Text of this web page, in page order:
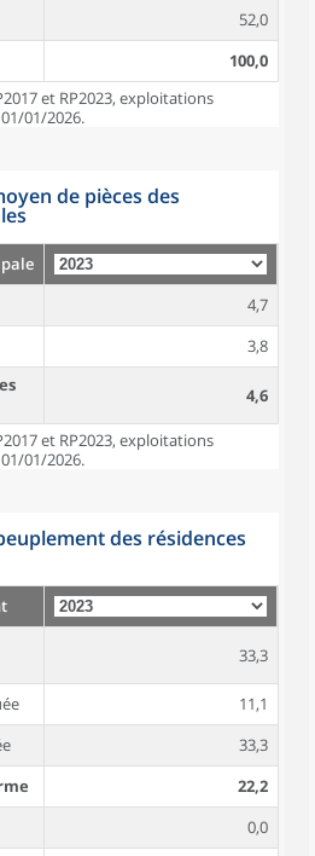
52,0
100,0
et RP2023, exploitations
01/2026.
de pièces des
4,7
3,8
4,6
et RP2023, exploitations
01/2026.
des résidences
33,3
11,1
33,3
22,2
0,0